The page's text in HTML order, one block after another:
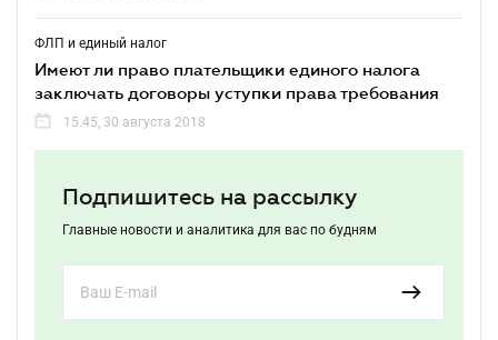
ФЛП и единый налог
Имеют ли право плательщики единого налога
заключать договоры уступки права требования
15.45, 30 августа 2018
Подпишитесь на рассылку
Главные новости и аналитика для вас по будням